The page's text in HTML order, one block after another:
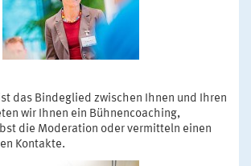
das Bindeglied zwischen Ihnen und Ihren
wir Ihnen ein Bühnencoaching,
die Moderation oder vermitteln einen
Kontakte.